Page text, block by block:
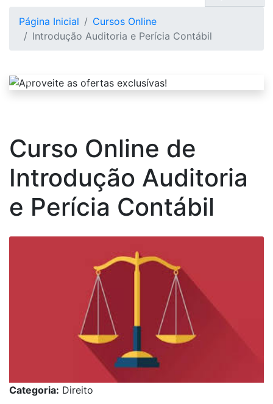
Página Inicial
Cursos Online
Introdução Auditoria e Perícia Contábil
Curso Online de
Introdução Auditoria
e Perícia Contábil
Categoria: Direito